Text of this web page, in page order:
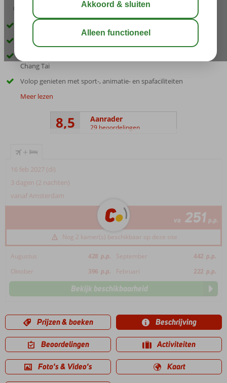
03:00 aug 31°C
Direct aan het Playa Bonita strand
Zwembad met glijbanen, Only Adult pool & 3 hottubs
Chang Tai
Volop genieten met sport-, animatie- en spafaciliteiten
Meer lezen
8,5 Aanrader
29 beoordelingen
+
16 feb 2027 (di)
3 dagen (2 nachten)
vanaf Amsterdam
va 251 p.p.
Nog 2 kamer(s) beschikbaar op deze site
Augustus 428 p.p. September 442 p.p.
Oktober
396 p.p. Februari 222 p.p.
Bekijk beschikbaarheid
Prijzen & boeken Beschrijving
Beoordelingen Activiteiten
Foto's & Video's Kaart